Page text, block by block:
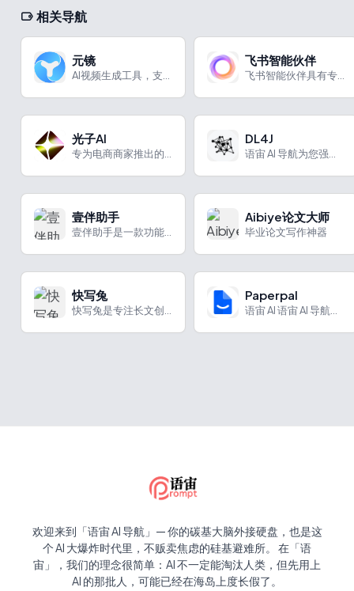
相关导航
元镜 飞书智能伙伴
光子AI DL4J
壹伴助手 Aibiye论文大师
毕业论文写作神器
快写兔 Paperpal
欢迎来到「语宙 AI 导航」— 你的碳基大脑外接硬盘，也是这
个 AI 大爆炸时代里，不贩卖焦虑的硅基避难所。 在「语
宙」，我们的理念很简单：AI 不一定能淘汰人类，但先用上
AI 的那批人，可能已经在海岛上度长假了。